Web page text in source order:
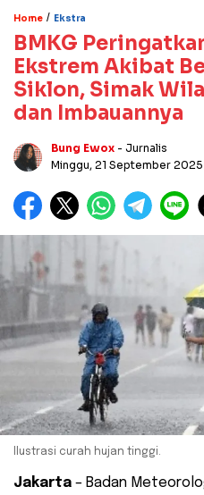
Home / Ekstra
BMKG
Ekstrem Akibat
Siklon, Simak
dan Imbauannya
Bung Ewox - Jurnalis
Minggu, 21 September 2025
Ilustrasi curah hujan tinggi.
Jakarta – Badan